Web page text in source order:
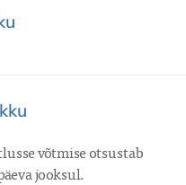
võtmise otsustab
jooksul.